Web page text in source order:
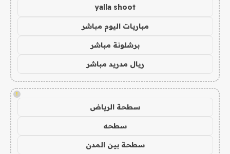
yalla shoot
مباريات اليوم مباشر
برشلونة مباشر
ريال مدريد مباشر
!
سطحة الرياض
سطحه
سطحة بين المدن